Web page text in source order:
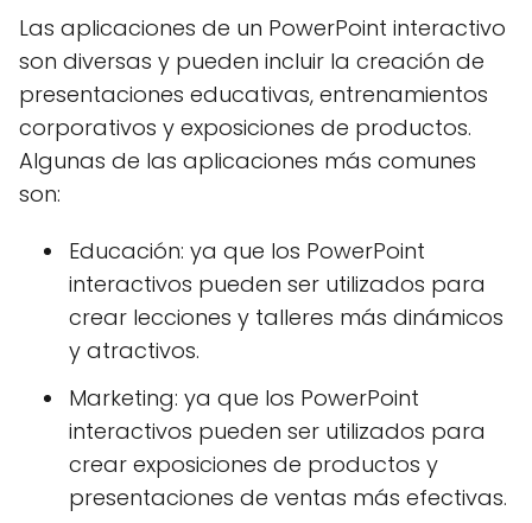
Las aplicaciones de un PowerPoint interactivo
son diversas y pueden incluir la creación de
presentaciones educativas, entrenamientos
corporativos y exposiciones de productos.
Algunas de las aplicaciones más comunes
son:
Educación: ya que los PowerPoint
interactivos pueden ser utilizados para
crear lecciones y talleres más dinámicos
y atractivos.
Marketing: ya que los PowerPoint
interactivos pueden ser utilizados para
crear exposiciones de productos y
presentaciones de ventas más efectivas.